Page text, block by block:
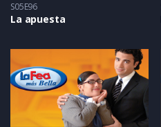
S05E96
La apuesta